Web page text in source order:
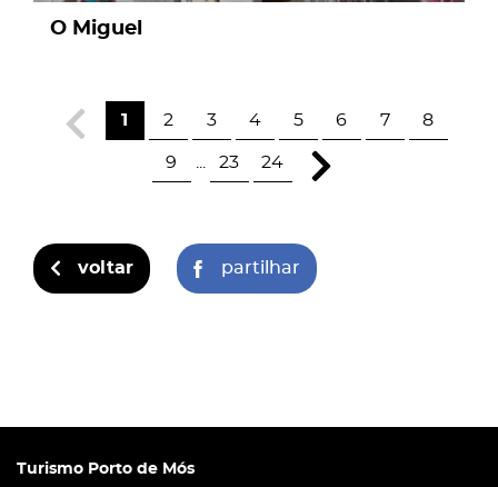
O Miguel
1 2 3 4 5 6 7 8
9 23 24
voltar partilhar
Turismo Porto de Mós